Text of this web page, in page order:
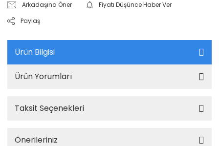
Arkadaşına Öner
Fiyatı Düşünce Haber Ver
Paylaş
Ürün Bilgisi
Ürün Yorumları
Taksit Seçenekleri
Önerileriniz